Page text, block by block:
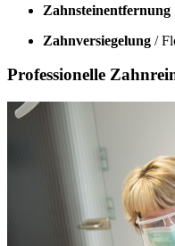
Zahnsteinentfernung
Zahnversiegelung /
Professionelle